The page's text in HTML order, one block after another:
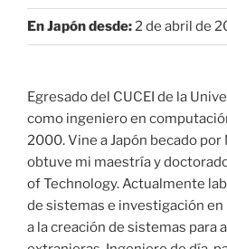
En Japón desde:2 de abril de
Egresado del CUCEI de la
como ingeniero en
2000. Vine a Japón becado
obtuve mi maestría y
of Technology. Actualmente
de sistemas e investigación
a la creación de sistemas para